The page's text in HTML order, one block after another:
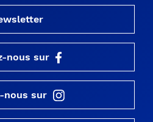
nous sur
nous sur